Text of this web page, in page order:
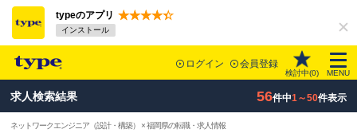
typeのアプリ
インストール
ログイン 会員登録
検討中(0) MENU
求人検索結果 56件中1～50件表示
ネットワークエンジニア（設計・構築） × 福岡県の転職・求人情報